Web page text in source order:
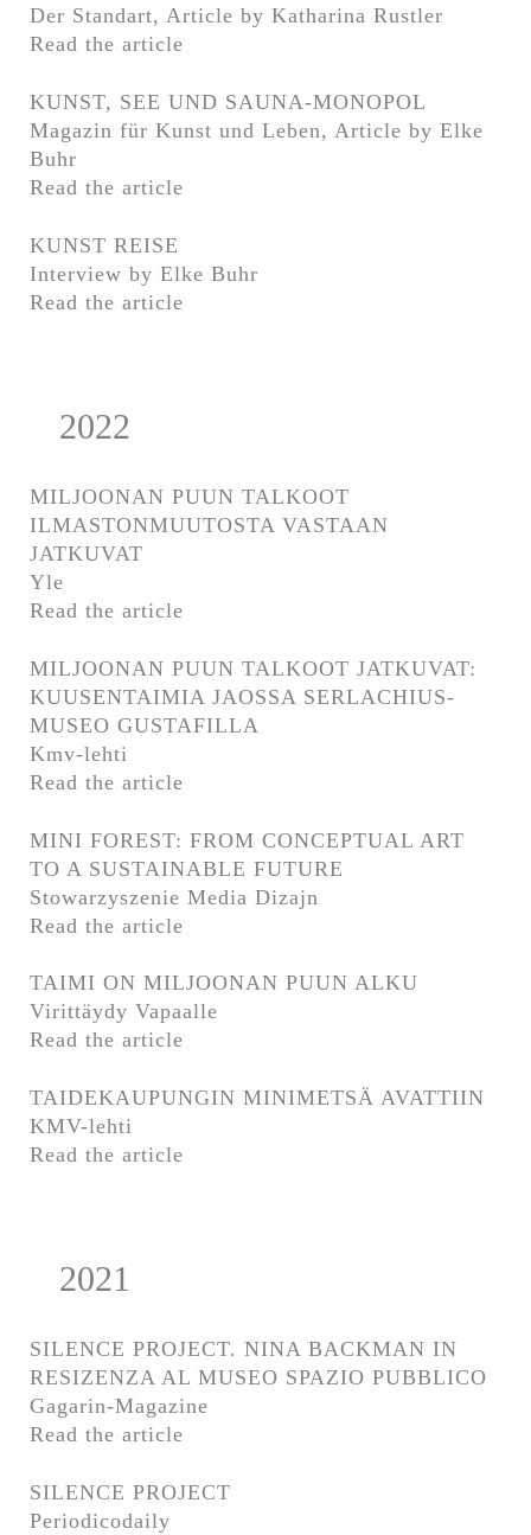
Der Standart, Article by Katharina Rustler
Read the article
KUNST, SEE UND SAUNA-MONOPOL
Magazin für Kunst und Leben, Article by Elke
Buhr
Read the article
KUNST REISE
Interview by Elke Buhr
Read the article
2022
MILJOONAN PUUN TALKOOT
ILMASTONMUUTOSTA VASTAAN
JATKUVAT
Yle
Read the article
MILJOONAN PUUN TALKOOT JATKUVAT:
KUUSENTAIMIA JAOSSA SERLACHIUS-
MUSEO GUSTAFILLA
Kmv-lehti
Read the article
MINI FOREST: FROM CONCEPTUAL ART
TO A SUSTAINABLE FUTURE
Stowarzyszenie Media Dizajn
Read the article
TAIMI ON MILJOONAN PUUN ALKU
Virittäydy Vapaalle
Read the article
TAIDEKAUPUNGIN MINIMETSÄ AVATTIIN
KMV-lehti
Read the article
2021
SILENCE PROJECT. NINA BACKMAN IN
RESIZENZA AL MUSEO SPAZIO PUBBLICO
Gagarin-Magazine
Read the article
SILENCE PROJECT
Periodicodaily